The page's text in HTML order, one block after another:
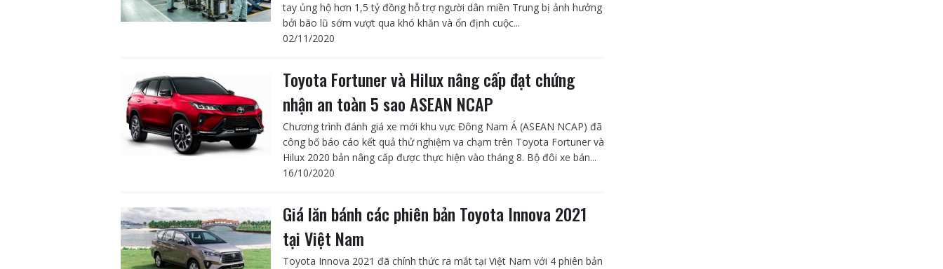
tay ủng hộ hơn 1,5 tỷ đồng hỗ trợ người dân miền Trung bị ảnh hưởng
bởi bão lũ sớm vượt qua khó khăn và ổn định cuộc...
02/11/2020
Toyota Fortuner và Hilux nâng cấp đạt chứng
nhận an toàn 5 sao ASEAN NCAP
Chương trình đánh giá xe mới khu vực Đông Nam Á (ASEAN NCAP) đã
công bố báo cáo kết quả thử nghiệm va chạm trên Toyota Fortuner và
Hilux 2020 bản nâng cấp được thực hiện vào tháng 8. Bộ đôi xe bán...
16/10/2020
Giá lăn bánh các phiên bản Toyota Innova 2021
tại Việt Nam
Toyota Innova 2021 đã chính thức ra mắt tại Việt Nam với 4 phiên bản